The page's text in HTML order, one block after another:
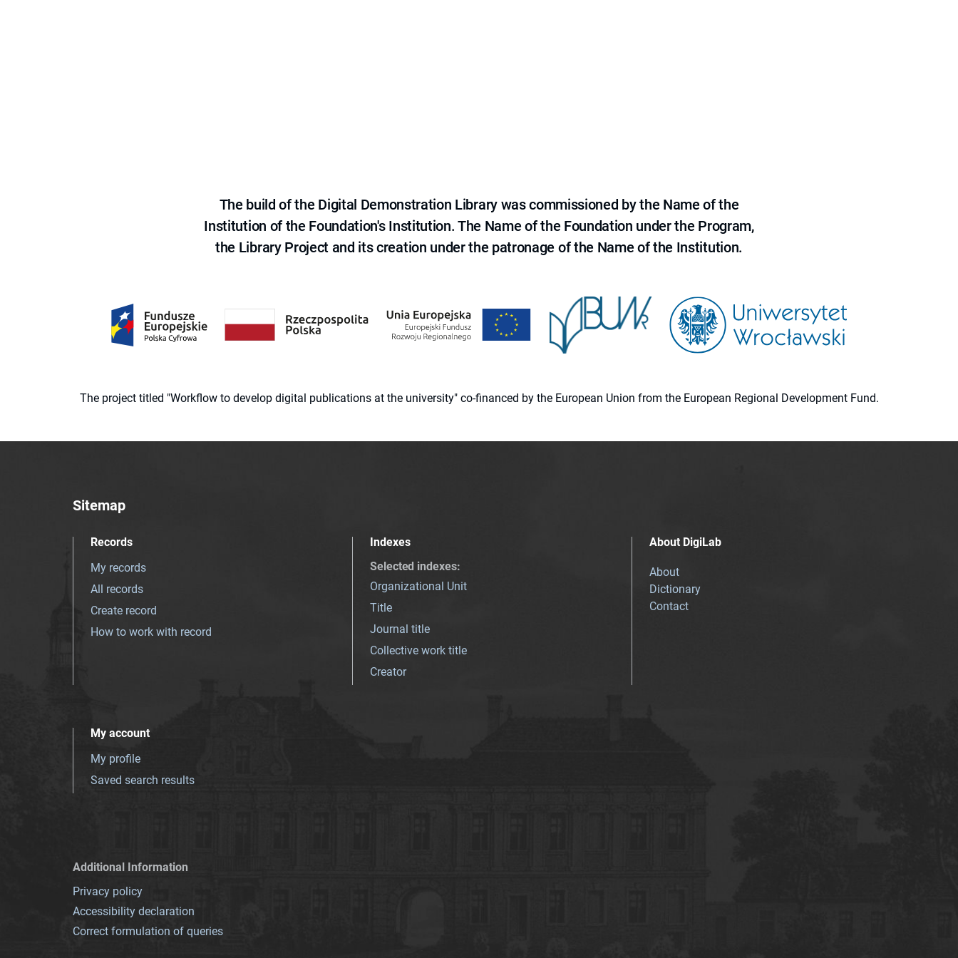
The build of the Digital Demonstration Library was commissioned by the Name of the
Institution of the Foundation's Institution. The Name of the Foundation under the Program,
the Library Project and its creation under the patronage of the Name of the Institution.
The project titled "Workflow to develop digital publications at the university" co-financed by the European Union from the European Regional Development Fund.
Sitemap
Records
My records
All records
Create record
How to work with record
Indexes
Selected indexes:
Organizational Unit
Title
Journal title
Collective work title
Creator
About DigiLab
About
Dictionary
Contact
My account
My profile
Saved search results
Additional Information
Privacy policy
Accessibility declaration
Correct formulation of queries